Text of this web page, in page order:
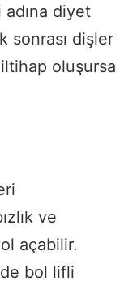
diyet
sonrası dişler
oluşursa
ve
açabilir.
bol lifli